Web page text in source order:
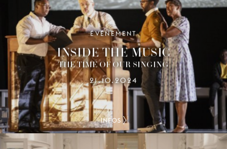
ÉVÉNEMENT
INSIDE THE MUSIC
THE TIME OF OUR SINGING
21.10.2024
INFOS